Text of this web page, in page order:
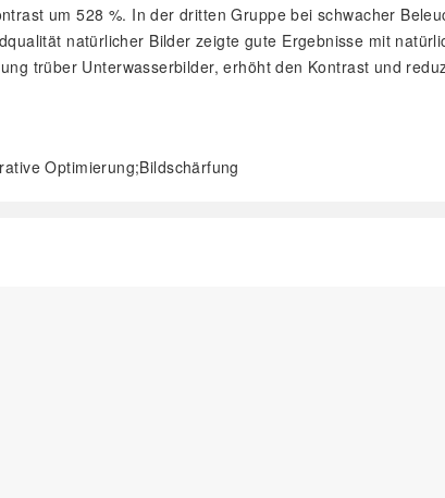
um 528 %. In der dritten Gruppe bei schwacher
natürlicher Bilder zeigte gute Ergebnisse mit
trüber Unterwasserbilder, erhöht den Kontrast und
Optimierung;Bildschärfung